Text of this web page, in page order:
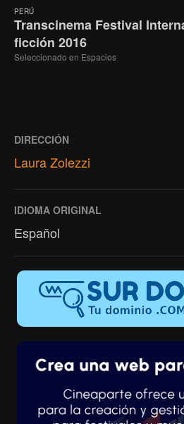
PERÚ
Transcinema Festival
ficción 2016
Seleccionado en Espacios
DIRECCIÓN
Laura Zolezzi
IDIOMA ORIGINAL
Español